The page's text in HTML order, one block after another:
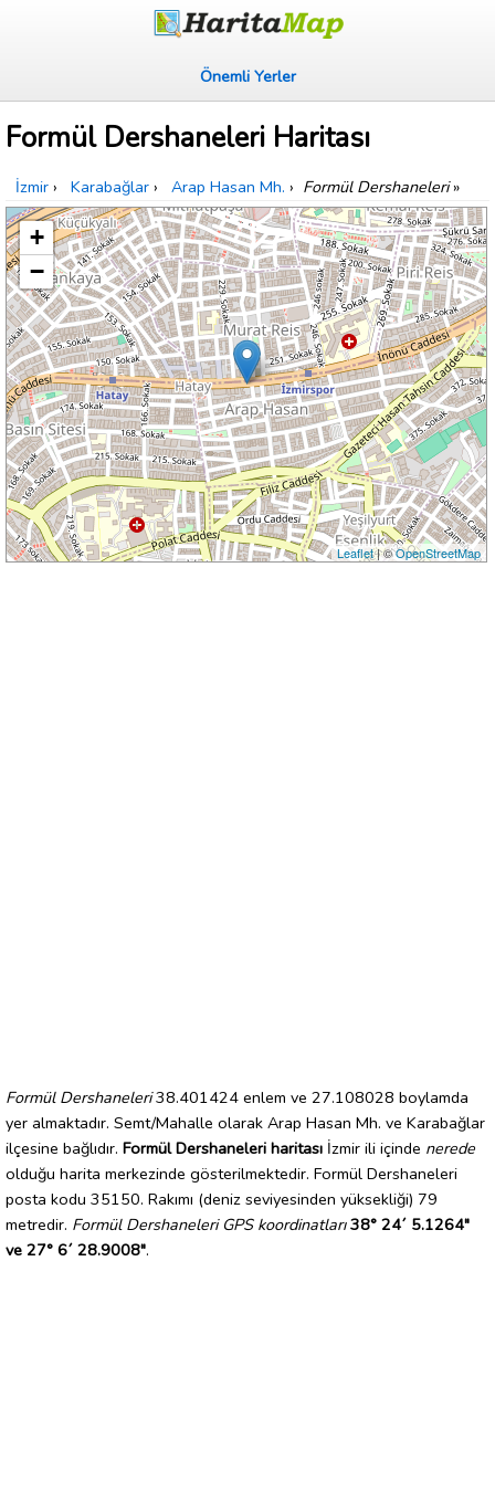
Önemli Yerler
Formül Dershaneleri Haritası
İzmir › Karabağlar › Arap Hasan Mh. › Formül Dershaneleri»
+
−
Leaflet| ©OpenStreetMap
Formül Dershaneleri38.401424 enlem ve 27.108028 boylamda
yer almaktadır. Semt/Mahalle olarak Arap Hasan Mh. ve Karabağlar
ilçesine bağlıdır. Formül Dershaneleri haritası İzmir ili içinde nerede
olduğu harita merkezinde gösterilmektedir. Formül Dershaneleri
posta kodu 35150. Rakımı (deniz seviyesinden yüksekliği) 79
metredir. Formül Dershaneleri GPS koordinatları 38° 24´ 5.1264"
ve 27° 6´ 28.9008".